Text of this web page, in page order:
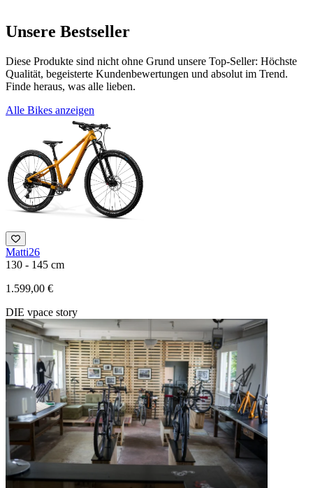
Unsere Bestseller
Diese Produkte sind nicht ohne Grund unsere Top-Seller: Höchste
Qualität, begeisterte Kundenbewertungen und absolut im Trend.
Finde heraus, was alle lieben.
Alle Bikes anzeigen
Matti26
130 - 145 cm
1.599,00 €
DIE vpace story